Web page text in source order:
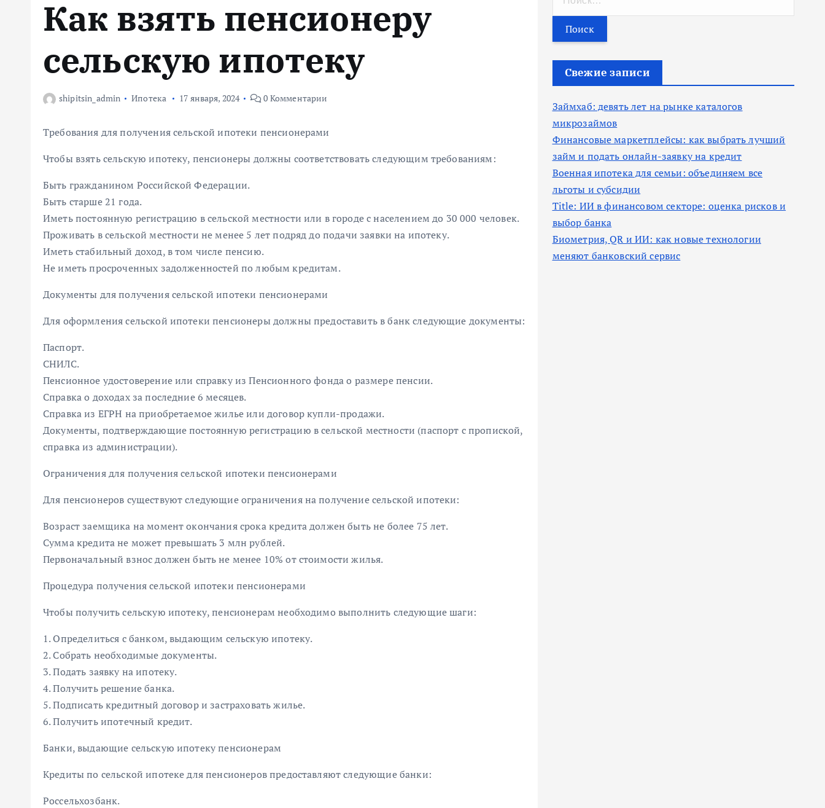
Как взять пенсионеру
сельскую ипотеку
shipitsin_admin Ипотека 17 января, 2024 0 Комментарии
Требования для получения сельской ипотеки пенсионерами
Чтобы взять сельскую ипотеку, пенсионеры должны соответствовать следующим требованиям:
Быть гражданином Российской Федерации.
Быть старше 21 года.
Иметь постоянную регистрацию в сельской местности или в городе с населением до 30 000 человек.
Проживать в сельской местности не менее 5 лет подряд до подачи заявки на ипотеку.
Иметь стабильный доход, в том числе пенсию.
Не иметь просроченных задолженностей по любым кредитам.
Документы для получения сельской ипотеки пенсионерами
Для оформления сельской ипотеки пенсионеры должны предоставить в банк следующие документы:
Паспорт.
СНИЛС.
Пенсионное удостоверение или справку из Пенсионного фонда о размере пенсии.
Справка о доходах за последние 6 месяцев.
Справка из ЕГРН на приобретаемое жилье или договор купли-продажи.
Документы, подтверждающие постоянную регистрацию в сельской местности (паспорт с пропиской,
справка из администрации).
Ограничения для получения сельской ипотеки пенсионерами
Для пенсионеров существуют следующие ограничения на получение сельской ипотеки:
Возраст заемщика на момент окончания срока кредита должен быть не более 75 лет.
Сумма кредита не может превышать 3 млн рублей.
Первоначальный взнос должен быть не менее 10% от стоимости жилья.
Процедура получения сельской ипотеки пенсионерами
Чтобы получить сельскую ипотеку, пенсионерам необходимо выполнить следующие шаги:
1. Определиться с банком, выдающим сельскую ипотеку.
2. Собрать необходимые документы.
3. Подать заявку на ипотеку.
4. Получить решение банка.
5. Подписать кредитный договор и застраховать жилье.
6. Получить ипотечный кредит.
Банки, выдающие сельскую ипотеку пенсионерам
Кредиты по сельской ипотеке для пенсионеров предоставляют следующие банки:
Россельхозбанк.
т
и
Свежие записи
Займхаб: девять лет на рынке каталогов
микрозаймов
Финансовые маркетплейсы: как выбрать лучший
займ и подать онлайн-заявку на кредит
Военная ипотека для семьи: объединяем все
льготы и субсидии
Title: ИИ в финансовом секторе: оценка рисков и
выбор банка
Биометрия, QR и ИИ: как новые технологии
меняют банковский сервис